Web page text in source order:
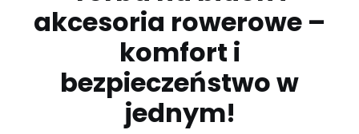
akcesoria rowerowe –
komfort i
bezpieczeństwo w
jednym!